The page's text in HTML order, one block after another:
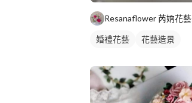
Resanaflower 芮妠花藝
婚禮花藝 花藝造景